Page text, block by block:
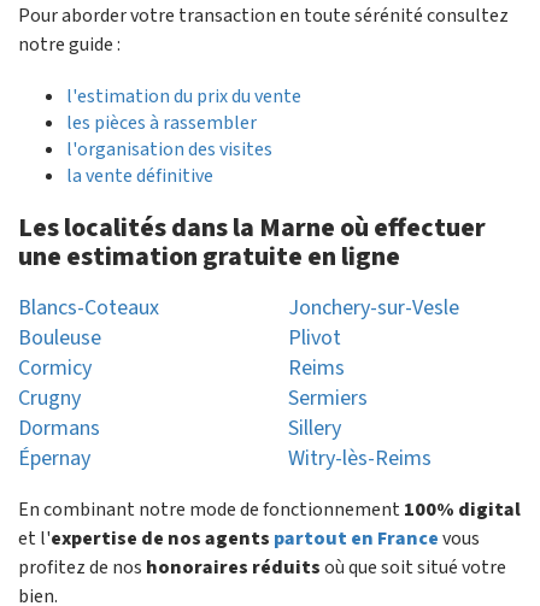
Pour aborder votre transaction en toute sérénité consultez
notre guide :
l'estimation du prix du vente
les pièces à rassembler
l'organisation des visites
la vente définitive
Les localités dans la Marne où effectuer
une estimation gratuite en ligne
Blancs-Coteaux
Bouleuse
Cormicy
Crugny
Dormans
Épernay
Jonchery-sur-Vesle
Plivot
Reims
Sermiers
Sillery
Witry-lès-Reims
En combinant notre mode de fonctionnement 100% digital
et l'expertise de nos agents partout en Francevous
profitez de nos honoraires réduitsoù que soit situé votre
bien.